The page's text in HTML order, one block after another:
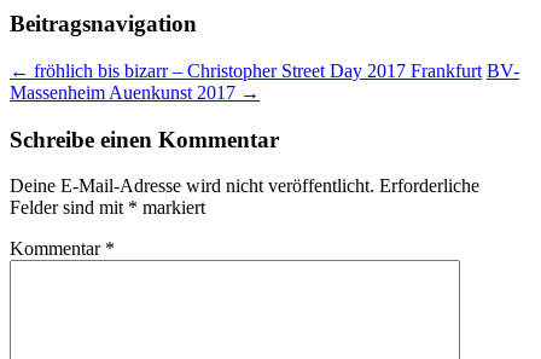
Beitragsnavigation
← fröhlich bis bizarr – Christopher Street Day 2017 Frankfurt BV-
Massenheim Auenkunst 2017 →
Schreibe einen Kommentar
Deine E-Mail-Adresse wird nicht veröffentlicht. Erforderliche
Felder sind mit * markiert
Kommentar *